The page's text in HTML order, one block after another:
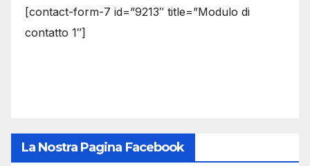
[contact-form-7 id=”9213″ title=”Modulo di
contatto 1″]
La Nostra Pagina Facebook